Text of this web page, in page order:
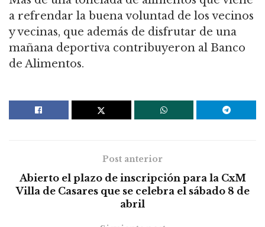
a refrendar la buena voluntad de los vecinos
y vecinas, que además de disfrutar de una
mañana deportiva contribuyeron al Banco
de Alimentos.
Post anterior
Abierto el plazo de inscripción para la CxM
Villa de Casares que se celebra el sábado 8 de
abril